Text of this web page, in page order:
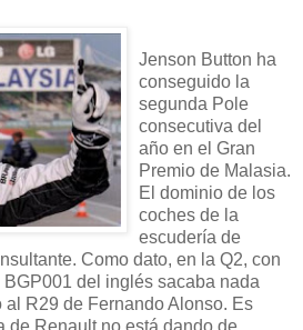
Jenson Button ha
conseguido la
segunda Pole
consecutiva del
año en el Gran
Premio de Malasia.
El dominio de los
coches de la
escudería de
Como dato, en la Q2, con
del inglés sacaba nada
al R29 de Fernando Alonso. Es
de Renault no está dando de